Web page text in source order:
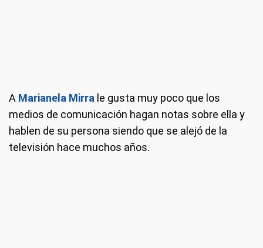
A Marianela Mirra le gusta muy poco que los
medios de comunicación hagan notas sobre ella y
hablen de su persona siendo que se alejó de la
televisión hace muchos años.